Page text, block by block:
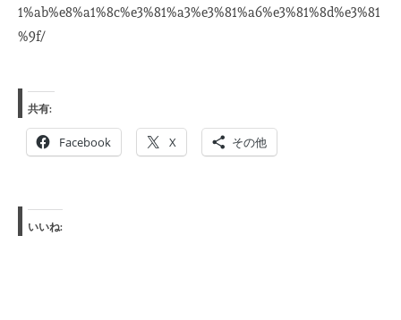
1%ab%e8%a1%8c%e3%81%a3%e3%81%a6%e3%81%8d%e3%81
%9f/
共有:
Facebook X その他
いいね: